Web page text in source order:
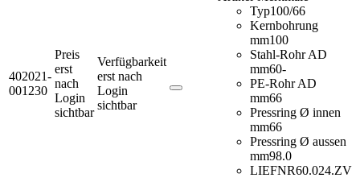
402021-
001230
Preis
erst
nach
Login
sichtbar
Verfügbarkeit
erst nach
Login
sichtbar
Typ100/66
Kernbohrung
mm100
Stahl-Rohr AD
mm60-
PE-Rohr AD
mm66
Pressring Ø innen
mm66
Pressring Ø aussen
mm98.0
LIEFNR60.024.ZV